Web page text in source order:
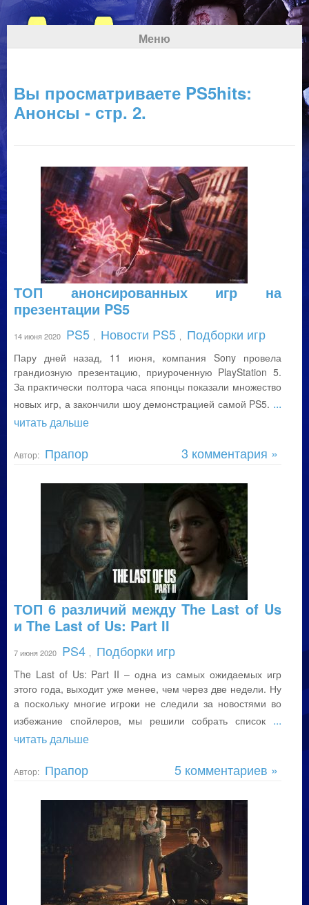
Меню
Вы просматриваете PS5hits:
Анонсы - стр. 2.
ТОП анонсированных игр на
презентации PS5
14 июня 2020 PS5 Новости PS5 Подборки игр
Пару дней назад, 11 июня, компания Sony провела
грандиозную презентацию, приуроченную PlayStation 5.
За практически полтора часа японцы показали множество
новых игр, а закончили шоу демонстрацией самой PS5. ...
читать дальше
Автор: Прапор 3 комментария »
ТОП 6 различий между The Last of Us
и The Last of Us: Part II
7 июня 2020 PS4 Подборки игр
The Last of Us: Part II – одна из самых ожидаемых игр
этого года, выходит уже менее, чем через две недели. Ну
а поскольку многие игроки не следили за новостями во
избежание спойлеров, мы решили собрать список ...
читать дальше
Автор: Прапор 5 комментариев »